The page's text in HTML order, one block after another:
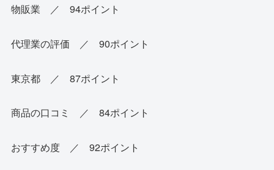
物販業 ／ 94ポイント
代理業の評価 ／ 90ポイント
東京都 ／ 87ポイント
商品の口コミ ／ 84ポイント
おすすめ度 ／ 92ポイント